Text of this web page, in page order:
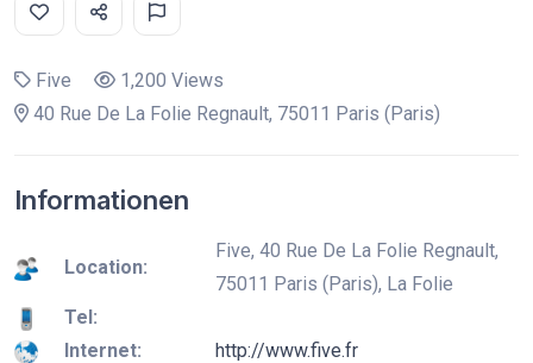
Five
1,200 Views
40 Rue De La Folie Regnault, 75011 Paris (Paris)
Informationen
Location:
Five, 40 Rue De La Folie Regnault,
75011 Paris (Paris), La Folie
Tel:
Internet:
http://www.five.fr